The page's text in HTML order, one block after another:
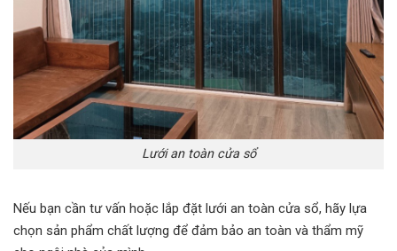
Lưới an toàn cửa sổ
Nếu bạn cần tư vấn hoặc lắp đặt lưới an toàn cửa sổ, hãy lựa
chọn sản phẩm chất lượng để đảm bảo an toàn và thẩm mỹ